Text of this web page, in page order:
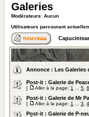
Galeries
Modérateurs: Aucun
Utilisateurs parcourant
Annonce : Les Galeries
Post-it : Galerie de
[ Aller à la page: 1 5 6
Post-it : Galerie de Mr
[ Aller à la page: 1 3 4
Post-it : Galerie de P-